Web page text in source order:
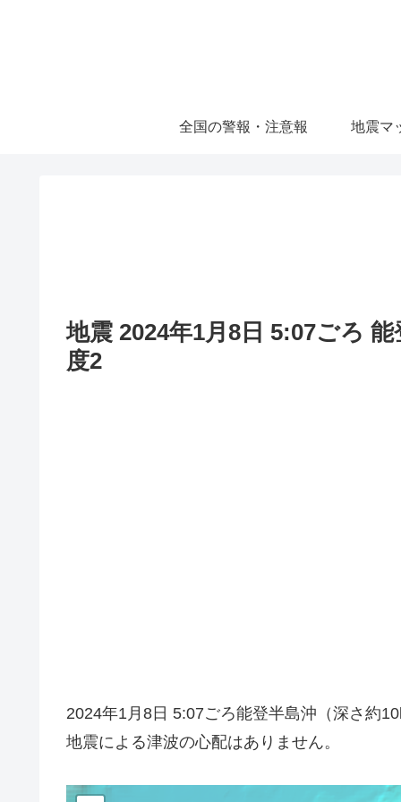
全国の警報・注意報 地震マ
地震 2024年1月8日 5:07ごろ
度2
2024年1月8日 5:07ごろ能登半島沖（深さ約
地震による津波の心配はありません。